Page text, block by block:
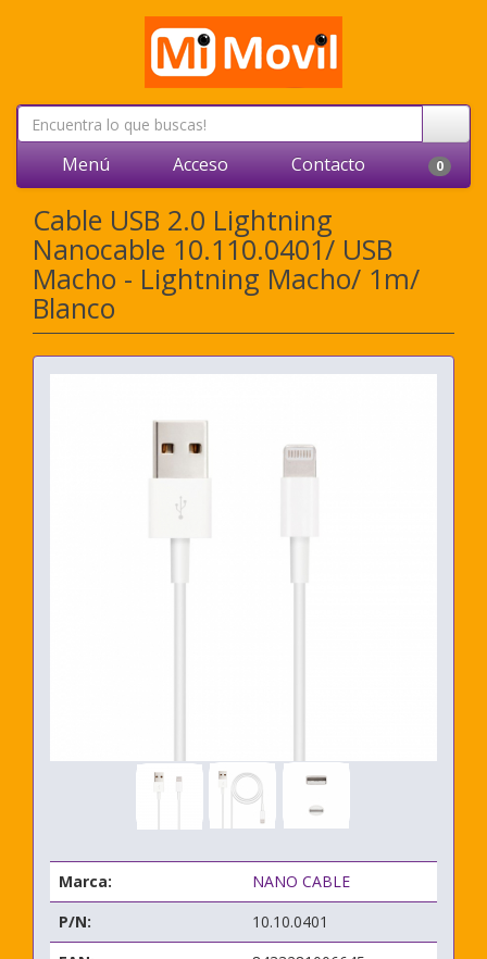
Menú Acceso Contacto 0
Cable USB 2.0 Lightning
Nanocable 10.110.0401/ USB
Macho - Lightning Macho/ 1m/
Blanco
Marca:
NANO CABLE
P/N:
10.10.0401